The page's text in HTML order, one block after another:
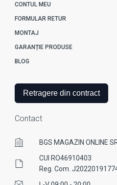
CONTUL MEU
FORMULAR RETUR
MONTAJ
GARANȚIE PRODUSE
BLOG
Retragere din contract
Contact
BGS MAGAZIN ONLINE
CUI RO46910403
Reg. Com.